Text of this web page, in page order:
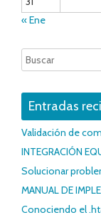
« Ene
Entradas
Validación de
INTEGRACIÓN
Solucionar
MANUAL DE
Conociendo el